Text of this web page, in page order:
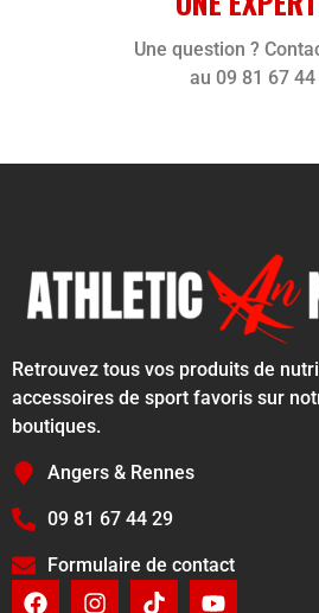
Une question ?
au 09 81 67 44
Retrouvez tous vos produits de
accessoires de sport favoris sur
boutiques.
Angers & Rennes
09 81 67 44 29
Formulaire de contact